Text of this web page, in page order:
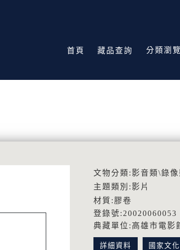
首頁 藏品查詢 分類瀏覽
文物分類:影音類\錄像
主題類別:影片
材質:膠卷
登錄號:20020060053
典藏單位:高雄市電影
詳細資料 國家文